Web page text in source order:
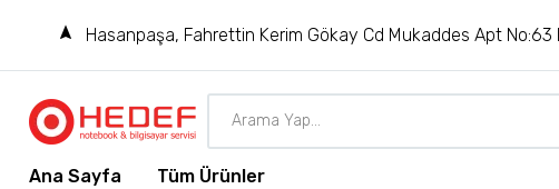
Hasanpaşa, Fahrettin Kerim Gökay Cd Mukaddes Apt No:63
Ana Sayfa Tüm Ürünler